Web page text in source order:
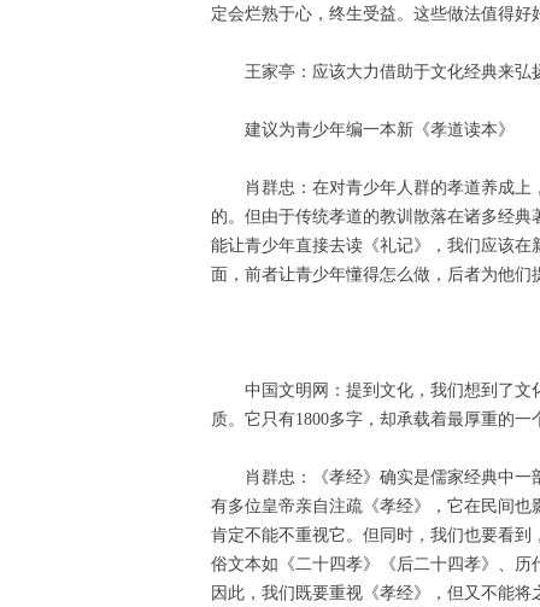
定会烂熟于心，终生受益。这些做法值得好
王家亭：应该大力借助于文化经典来
建议为青少年编一本新《孝道读本》
肖群忠：在对青少年人群的孝道养成
的。但由于传统孝道的教训散落在诸多经
能让青少年直接去读《礼记》，我们应该
面，前者让青少年懂得怎么做，后者为他们
中国文明网：提到文化，我们想到了
质。它只有1800多字，却承载着最厚重的一
肖群忠：《孝经》确实是儒家经典中一
有多位皇帝亲自注疏《孝经》，它在民间
肯定不能不重视它。但同时，我们也要看
俗文本如《二十四孝》《后二十四孝》、
因此，我们既要重视《孝经》，但又不能